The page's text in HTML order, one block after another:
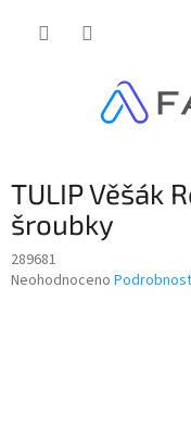
TULIP Věšák
šroubky
289681
Průměrné
Neohodnoceno